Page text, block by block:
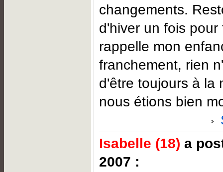
changements.
d'hiver un fois
rappelle mon
franchement, rien
d'être toujours à la
nous étions bien
Isabelle (18) a
2007 :